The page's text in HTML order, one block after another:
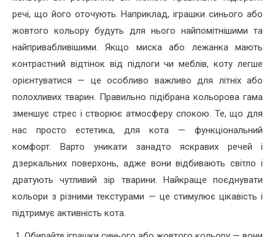
речі, що його оточують. Наприклад, іграшки синього або
жовтого кольору будуть для нього найпомітнішими та
найпривабливішими. Якщо миска або лежанка мають
контрастний відтінок від підлоги чи меблів, коту легше
орієнтуватися — це особливо важливо для літніх або
полохливих тварин. Правильно підібрана кольорова гама
зменшує стрес і створює атмосферу спокою. Те, що для
нас просто естетика, для кота — функціональний
комфорт. Варто уникати занадто яскравих речей і
дзеркальних поверхонь, адже вони відбивають світло і
дратують чутливий зір тварини. Найкраще поєднувати
кольори з різними текстурами — це стимулює цікавість і
підтримує активність кота.